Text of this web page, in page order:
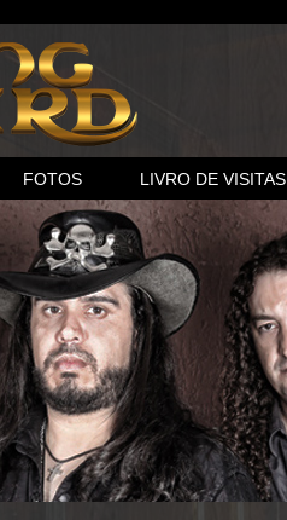
FOTOS LIVRO DE VISITAS